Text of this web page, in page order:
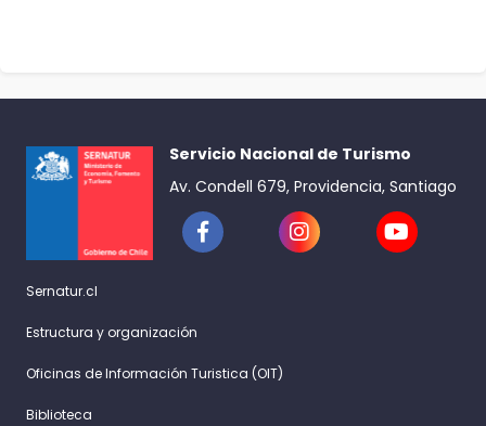
Servicio Nacional de Turismo
Av. Condell 679, Providencia, Santiago
Sernatur.cl
Estructura y organización
Oficinas de Información Turistica (OIT)
Biblioteca